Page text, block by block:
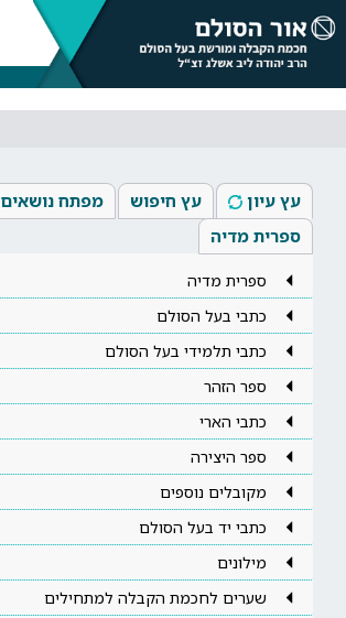
עץ עיון עץ חיפוש
מפתח נושאים
ספרית מדיה
ספרית מדיה
כתבי בעל הסולם
כתבי תלמידי בעל הסולם
ספר הזהר
כתבי הארי
ספר היצירה
מקובלים נוספים
כתבי יד בעל הסולם
מילונים
שערים לחכמת הקבלה למתחילים